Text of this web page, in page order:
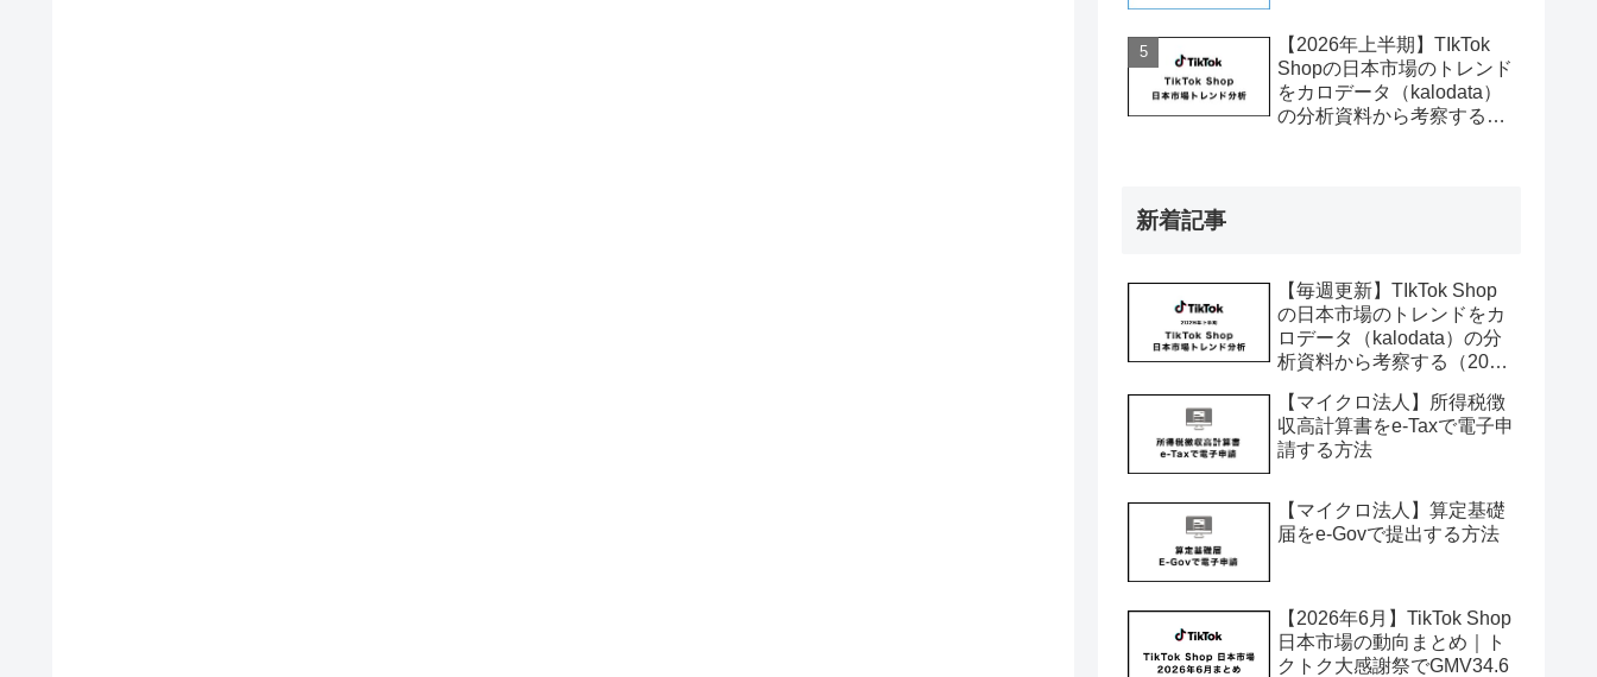
【2026年上半期】TIkTok
Shopの日本市場のトレンド
をカロデータ（kalodata）
の分析資料から考察する
新着記事
【毎週更新】TIkTok Shop
の日本市場のトレンドをカ
ロデータ（kalodata）の分
析資料から考察する（2026
【マイクロ法人】所得税徴
収高計算書をe-Taxで電子申
請する方法
【マイクロ法人】算定基礎
届をe-Govで提出する方法
【2026年6月】TikTok Shop
日本市場の動向まとめ｜ト
クトク大感謝祭でGMV34.6